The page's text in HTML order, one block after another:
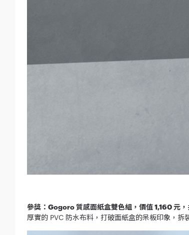
參獎：Gogoro 質感面紙盒雙色組，價值 1,160 元
厚實的 PVC 防水布料，打破面紙盒的呆板印象，